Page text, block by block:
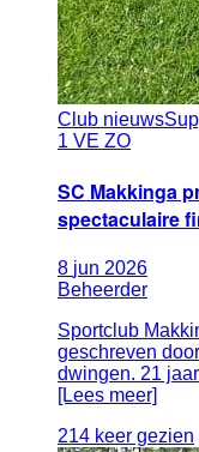
Club nieuws
1 VE ZO
SC Makkinga
spectaculaire
8 jun 2026
Beheerder
Sportclub
geschreven
dwingen. 21
[Lees meer]
214 keer gezien